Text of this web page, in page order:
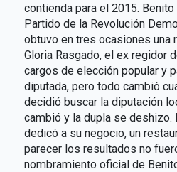
contienda para el 2015.
Partido de la Revolución
obtuvo en tres ocasiones una
Gloria Rasgado, el ex regidor
cargos de elección popular y
diputada, pero todo cambió
decidió buscar la diputación
cambió y la dupla se deshizo.
dedicó a su negocio, un
parecer los resultados no
nombramiento oficial de